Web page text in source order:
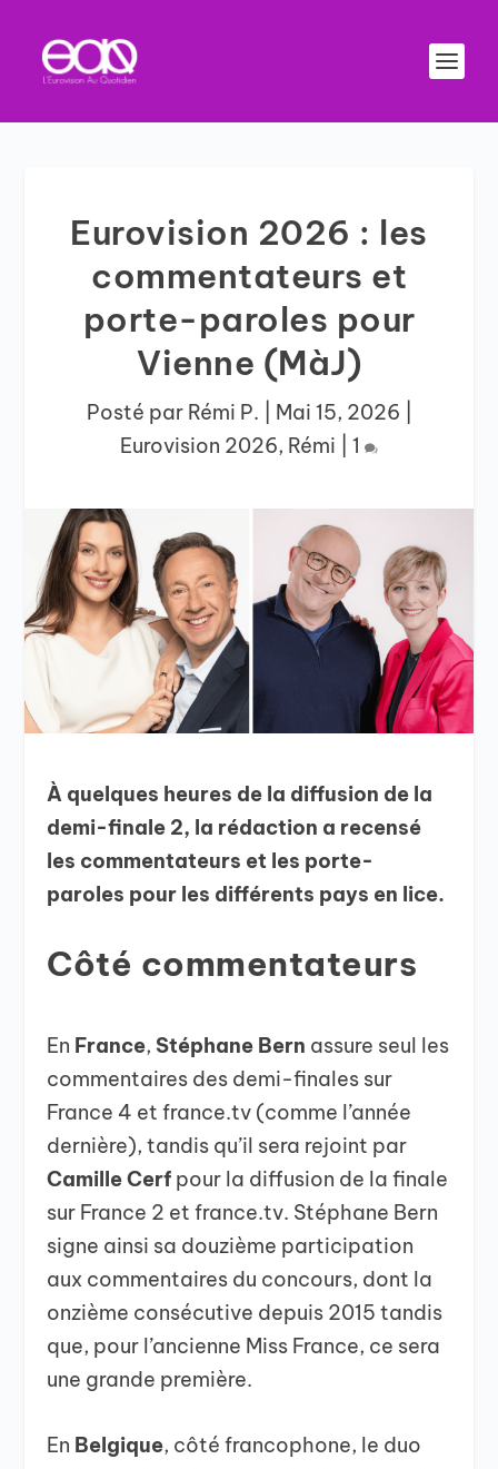
Eurovision 2026 : les
commentateurs et
porte-paroles pour
Vienne (MàJ)
Posté par Rémi P. Mai 15, 2026
Eurovision 2026, Rémi 1
À quelques heures de la diffusion de la
demi-finale 2, la rédaction a recensé
les commentateurs et les porte-
paroles pour les différents pays en lice.
Côté commentateurs
En France, Stéphane Bern assure seul les
commentaires des demi-finales sur
France 4 et france.tv (comme l’année
dernière), tandis qu’il sera rejoint par
Camille Cerf pour la diffusion de la finale
sur France 2 et france.tv. Stéphane Bern
signe ainsi sa douzième participation
aux commentaires du concours, dont la
onzième consécutive depuis 2015 tandis
que, pour l’ancienne Miss France, ce sera
une grande première.
En Belgique, côté francophone, le duo